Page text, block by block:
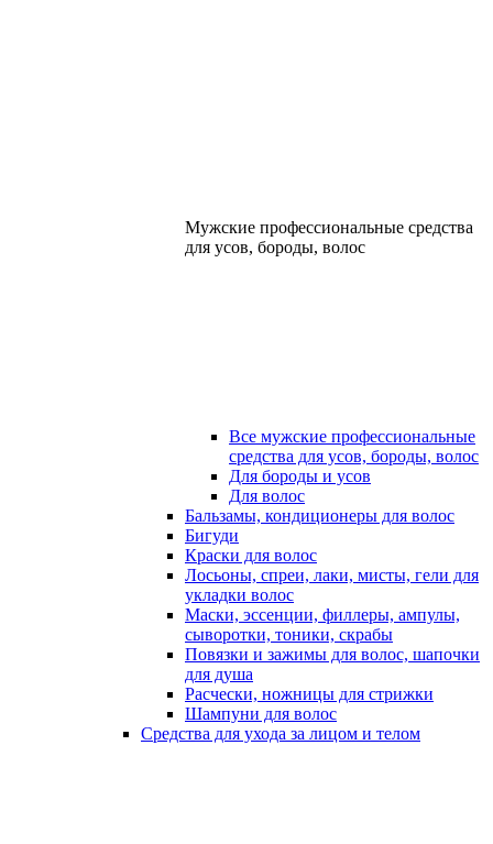
Мужские профессиональные средства
для усов, бороды, волос
Все мужские профессиональные
средства для усов, бороды, волос
Для бороды и усов
Для волос
Бальзамы, кондиционеры для волос
Бигуди
Краски для волос
Лосьоны, спреи, лаки, мисты, гели для
укладки волос
Маски, эссенции, филлеры, ампулы,
сыворотки, тоники, скрабы
Повязки и зажимы для волос, шапочки
для душа
Расчески, ножницы для стрижки
Шампуни для волос
Средства для ухода за лицом и телом